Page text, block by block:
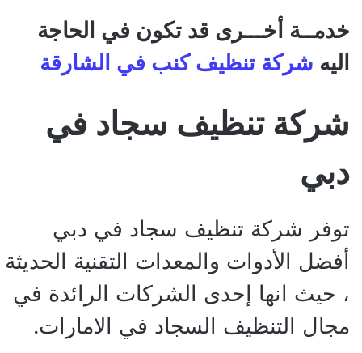
خدمــة أخـــرى قد تكون في الحاجة
اليه شركة تنظيف كنب في الشارقة
شركة تنظيف سجاد في
دبي
توفر شركة تنظيف سجاد في دبي
أفضل الأدوات والمعدات التقنية الحديثة
، حيث انها إحدى الشركات الرائدة في
مجال التنظيف السجاد في الامارات.